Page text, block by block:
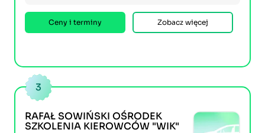
Ceny i terminy Zobacz więcej
3
RAFAŁ SOWIŃSKI OŚRODEK
SZKOLENIA KIEROWCÓW "WIK"